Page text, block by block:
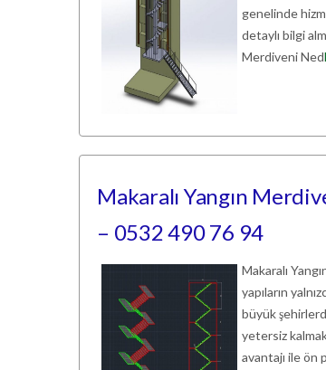
genelinde
detaylı bilgi
Merdiveni Ned
Makaralı Yangın
– 0532 490 76 94
Makaralı
yapıların
büyük
yetersiz
avantajı ile ön